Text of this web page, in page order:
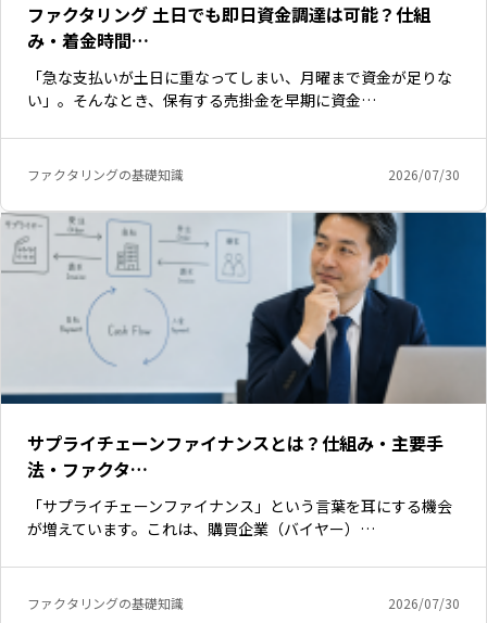
ファクタリング 土日でも即日資金調達は可能？仕組
み・着金時間…
「急な支払いが土日に重なってしまい、月曜まで資金が足りな
い」。そんなとき、保有する売掛金を早期に資金…
ファクタリングの基礎知識 2026/07/30
サプライチェーンファイナンスとは？仕組み・主要手
法・ファクタ…
「サプライチェーンファイナンス」という言葉を耳にする機会
が増えています。これは、購買企業（バイヤー）…
ファクタリングの基礎知識 2026/07/30
いますぐ無料登録